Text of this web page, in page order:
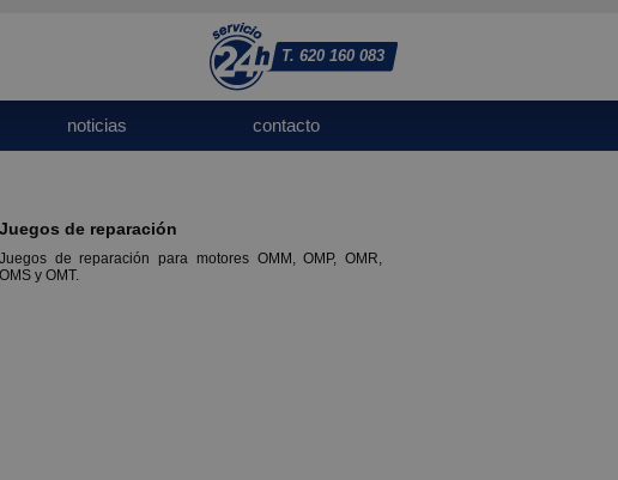
T. 620 160 083
noticias contacto
Juegos de reparación
Juegos de reparación para motores OMM, OMP, OMR,
OMS y OMT.